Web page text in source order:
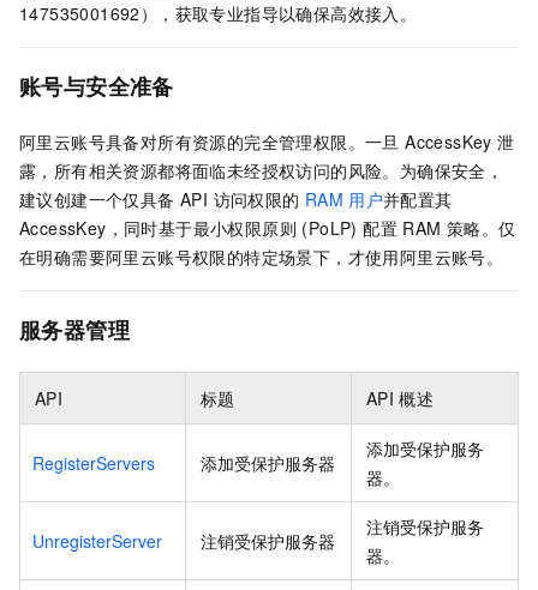
147535001692），获取专业指导以确保高效接入。
账号与安全准备
阿里云账号具备对所有资源的完全管理权限。一旦 AccessKey 泄
露，所有相关资源都将面临未经授权访问的风险。为确保安全，
建议创建一个仅具备 API 访问权限的 RAM 用户并配置其
AccessKey，同时基于最小权限原则 (PoLP) 配置 RAM 策略。仅
在明确需要阿里云账号权限的特定场景下，才使用阿里云账号。
服务器管理
API 标题 API 概述
RegisterServers 添加受保护服务器
添加受保护服务
器。
UnregisterServer 注销受保护服务器
注销受保护服务
器。